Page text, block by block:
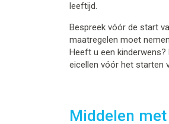
leeftijd.
Bespreek vóór de start
maatregelen moet
Heeft u een
eicellen vóór het starten
Middelen